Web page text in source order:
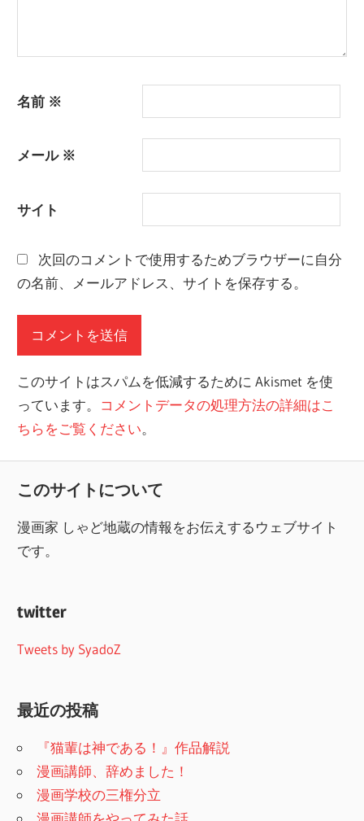
名前 ※
メール ※
サイト
次回のコメントで使用するためブラウザーに自分
の名前、メールアドレス、サイトを保存する。
このサイトはスパムを低減するために Akismet を使
っています。 コメントデータの処理方法の詳細はこ
ちらをご覧ください。
このサイトについて
漫画家 しゃど地蔵の情報をお伝えするウェブサイト
です。
twitter
Tweets by SyadoZ
最近の投稿
『猫輩は神である！』作品解説
漫画講師、辞めました！
漫画学校の三権分立